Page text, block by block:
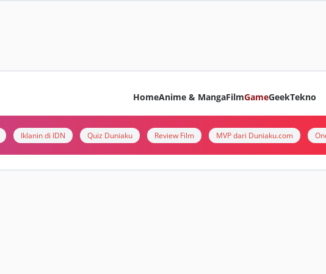
HomeAnime & MangaFilmGameGeekTekno
Iklanin di IDN Quiz Duniaku Review Film MVP dari Duniaku.com